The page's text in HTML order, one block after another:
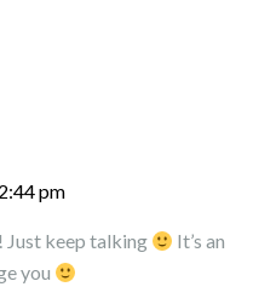
pm
Just keep talking
It’s an
you